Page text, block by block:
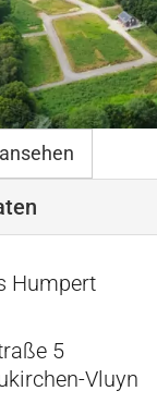
Humpert
5
Vluyn